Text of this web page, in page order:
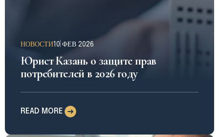
НОВОСТИ10 ФЕВ 2026
Юрист Казань о защите прав
потребителей в 2026 году
READ MORE